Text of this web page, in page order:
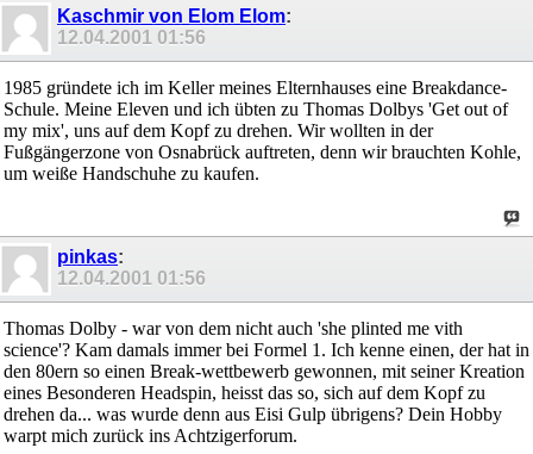
Kaschmir von Elom Elom:
12.04.2001 01:56
1985 gründete ich im Keller meines Elternhauses eine Breakdance-
Schule. Meine Eleven und ich übten zu Thomas Dolbys 'Get out of
my mix', uns auf dem Kopf zu drehen. Wir wollten in der
Fußgängerzone von Osnabrück auftreten, denn wir brauchten Kohle,
um weiße Handschuhe zu kaufen.
pinkas:
12.04.2001 01:56
Thomas Dolby - war von dem nicht auch 'she plinted me vith
science'? Kam damals immer bei Formel 1. Ich kenne einen, der hat in
den 80ern so einen Break-wettbewerb gewonnen, mit seiner Kreation
eines Besonderen Headspin, heisst das so, sich auf dem Kopf zu
drehen da... was wurde denn aus Eisi Gulp übrigens? Dein Hobby
warpt mich zurück ins Achtzigerforum.